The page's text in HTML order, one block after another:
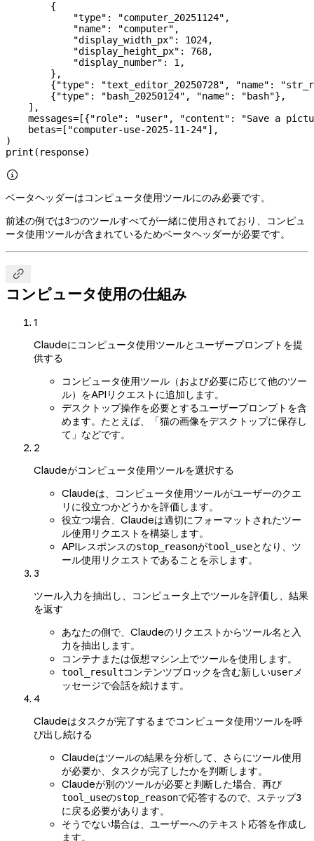
        {
            "type"
: "computer_20251124" ,
            "name"
: "computer" ,
            "display_width_px"
: 1024,
            "display_height_px"
: 768,
            "display_number"
: 1,
        },
        {
"type" : "text_editor_20250728" , "name" :
        {
"type" : "bash_20250124" , "name" : "bash"},
    ],
    messages
= [{"role" : "user" , "content" :
"Save a
    betas
= [ "computer-use-2025-11-24"],
)
print (response)

ベータヘッダーはコンピュータ使用ツールにのみ必要です。
前述の例では3つのツールすべてが一緒に使用されており、コンピュ
ータ使用ツールが含まれているためベータヘッダーが必要です。

コンピュータ使用の仕組み
1
Claudeにコンピュータ使用ツールとユーザープロンプトを提
供する
コンピュータ使用ツール（および必要に応じて他のツー
ル）をAPIリクエストに追加します。
デスクトップ操作を必要とするユーザープロンプトを含
めます。たとえば、「猫の画像をデスクトップに保存し
て」などです。
2
Claudeがコンピュータ使用ツールを選択する
Claudeは、コンピュータ使用ツールがユーザーのクエ
リに役立つかどうかを評価します。
役立つ場合、Claudeは適切にフォーマットされたツー
ル使用リクエストを構築します。
APIレスポンスのstop_reasonがtool_useとなり、ツ
ール使用リクエストであることを示します。
3
ツール入力を抽出し、コンピュータ上でツールを評価し、結果
を返す
あなたの側で、Claudeのリクエストからツール名と入
力を抽出します。
コンテナまたは仮想マシン上でツールを使用します。
tool_resultコンテンツブロックを含む新しいuserメ
ッセージで会話を続けます。
4
Claudeはタスクが完了するまでコンピュータ使用ツールを呼
び出し続ける
Claudeはツールの結果を分析して、さらにツール使用
が必要か、タスクが完了したかを判断します。
Claudeが別のツールが必要と判断した場合、再び
tool_useのstop_reasonで応答するので、ステップ3
に戻る必要があります。
そうでない場合は、ユーザーへのテキスト応答を作成し
ます。